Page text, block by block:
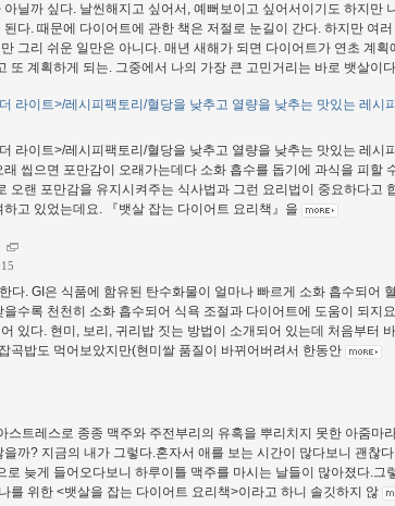
닐까 싶다. 날씬해지고 싶어서, 예뻐보이고 싶어서이기도 하지만
다. 때문에 다이어트에 관한 책은 저절로 눈길이 간다. 하지만 여러
그리 쉬운 일만은 아니다. 매년 새해가 되면 다이어트가 연초 계획
또 계획하게 되는. 그중에서 나의 가장 큰 고민거리는 바로 뱃살이다
라이트>/레시피팩토리/혈당을 낮추고 열량을 낮추는 맛있는 레시
라이트>/레시피팩토리/혈당을 낮추고 열량을 낮추는 맛있는 레시
씹으면 포만감이 오래가는데다 소화 흡수를 돕기에 과식을 피할
오랜 포만감을 유지시켜주는 식사법과 그런 요리법이 중요하다고
고 있었는데요. 『뱃살 잡는 다이어트 요리책』을
다. GI은 식품에 함유된 탄수화물이 얼마나 빠르게 소화 흡수되어
수록 천천히 소화 흡수되어 식욕 조절과 다이어트에 도움이 되지
있다. 현미, 보리, 귀리밥 짓는 방법이 소개되어 있는데 처음부터
곡밥도 먹어보았지만(현미쌀 품질이 바뀌어버려서 한동안
스트레스로 종종 맥주와 주전부리의 유혹을 뿌리치지 못한 아줌마
까? 지금의 내가 그렇다.혼자서 애를 보는 시간이 많다보니 괜찮
로 늦게 들어오다보니 하루이틀 맥주를 마시는 날들이 많아졌다.그
를 위한 <뱃살을 잡는 다이어트 요리책>이라고 하니 솔깃하지 않